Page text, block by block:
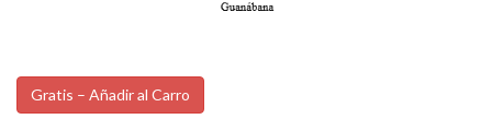
Gratis – Añadir al Carro